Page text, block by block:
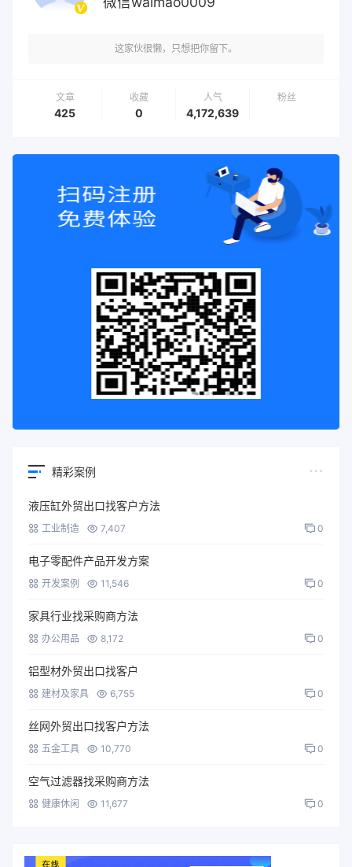
这家伙很懒，只想把你留下。
文章
425
收藏
0
人气
4,172,639
粉丝
精彩案例
液压缸外贸出口找客户方法
工业制造 7,407 0
电子零配件产品开发方案
开发案例 11,546 0
家具行业找采购商方法
办公用品 8,172 0
铝型材外贸出口找客户
建材及家具 6,755 0
丝网外贸出口找客户方法
五金工具 10,770 0
空气过滤器找采购商方法
健康休闲 11,677 0